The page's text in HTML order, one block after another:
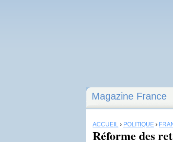
Magazine France
ACCUEIL › POLITIQUE ›
Réforme des